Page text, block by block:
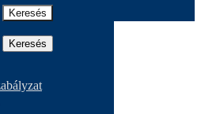
Keresés
Keresés